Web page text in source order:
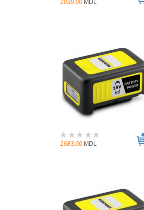
1039.00 MDL
1683.00 MDL